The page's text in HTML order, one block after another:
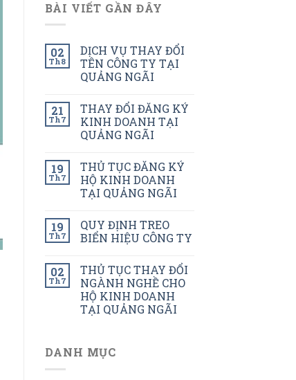
BÀI VIẾT GẦN ĐÂY
02
Th8
DỊCH VỤ THAY ĐỔI
TÊN CÔNG TY TẠI
QUẢNG NGÃI
21
Th7
THAY ĐỔI ĐĂNG KÝ
KINH DOANH TẠI
QUẢNG NGÃI
19
Th7
THỦ TỤC ĐĂNG KÝ
HỘ KINH DOANH
TẠI QUẢNG NGÃI
19
Th7
QUY ĐỊNH TREO
BIỂN HIỆU CÔNG TY
02
Th7
THỦ TỤC THAY ĐỔI
NGÀNH NGHỀ CHO
HỘ KINH DOANH
TẠI QUẢNG NGÃI
DANH MỤC